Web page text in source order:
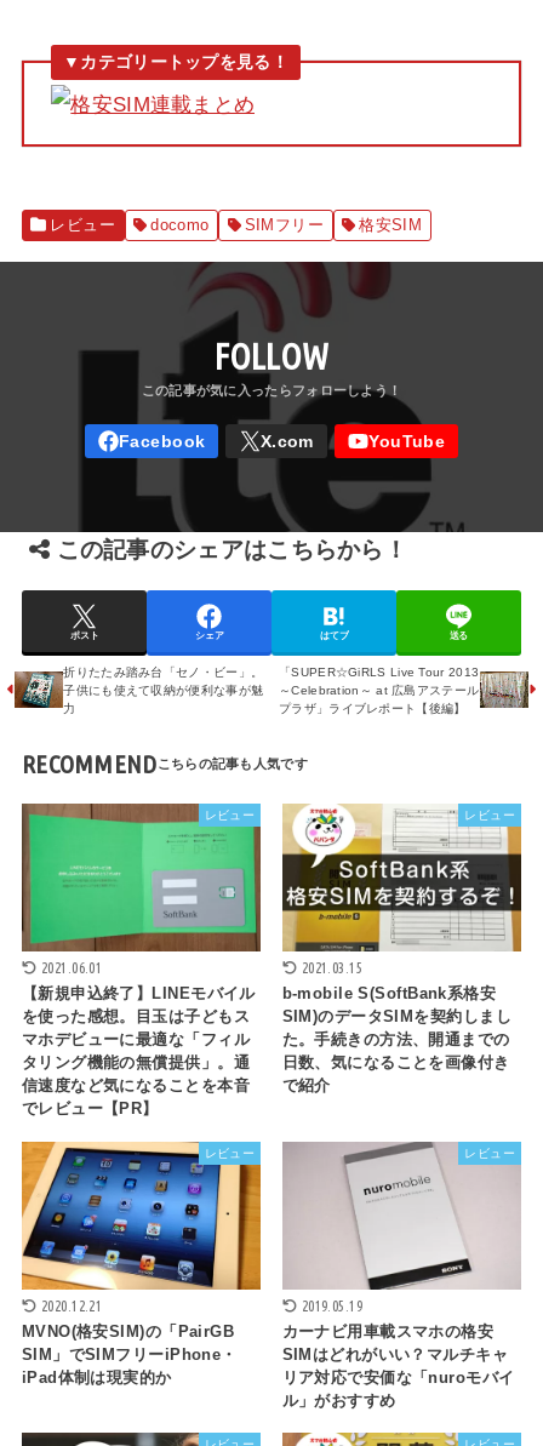
レビュー docomo SIMフリー 格安SIM
FOLLOW
この記事のシェアはこちらから！
ポスト シェア はてブ 送る
折りたたみ踏み台「セノ・ビー」。
子供にも使えて収納が便利な事が魅
力
「SUPER☆GiRLS Live Tour 2013
～Celebration～ at 広島アステール
プラザ」ライブレポート【後編】
RECOMMEND
レビュー
2021.06.01
【新規申込終了】LINEモバイル
を使った感想。目玉は子どもス
マホデビューに最適な「フィル
タリング機能の無償提供」。通
信速度など気になることを本音
でレビュー【PR】
レビュー
2021.03.15
b-mobile S(SoftBank系格安
SIM)のデータSIMを契約しまし
た。手続きの方法、開通までの
日数、気になることを画像付き
で紹介
レビュー
2020.12.21
MVNO(格安SIM)の「PairGB
SIM」でSIMフリーiPhone・
iPad体制は現実的か
レビュー
2019.05.19
カーナビ用車載スマホの格安
SIMはどれがいい？マルチキャ
リア対応で安価な「nuroモバイ
ル」がおすすめ